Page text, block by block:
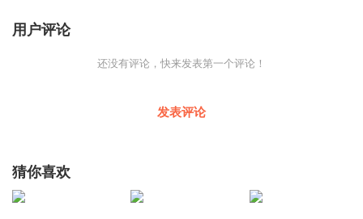
用户评论
还没有评论，快来发表第一个评论！
发表评论
猜你喜欢